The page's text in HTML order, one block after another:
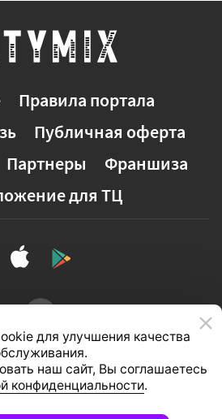
Правила портала
Публичная оферта
Партнеры
Франшиза
для ТЦ
версия сайта
для улучшения качества
наш сайт, Вы соглашаетесь
конфиденциальности.